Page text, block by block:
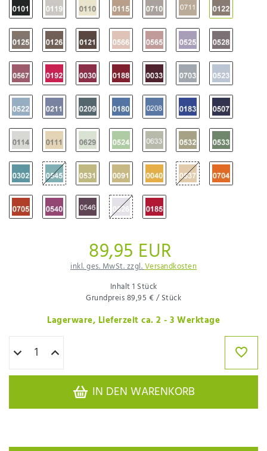
89,95 EUR
inkl. ges. MwSt. zzgl.Versandkosten
Inhalt1 Stück
Grundpreis89,95 € / Stück
Lagerware, Lieferzeit ca. 2 - 3 Werktage
IN DEN WARENKORB